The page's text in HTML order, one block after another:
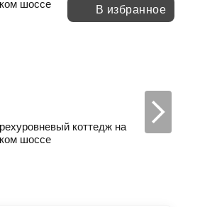
В избранное